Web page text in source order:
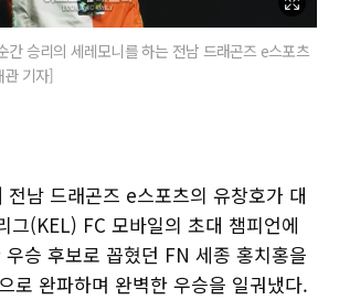
간 승리의 세레모니를 하는 전남 드래곤즈 e스포츠
관 기자]
남 드래곤즈 e스포츠의 유창호가 대
그(KEL) FC 모바일의 초대 챔피언에
승 후보로 꼽혔던 FN 세종 홍치홍을
로 완파하며 완벽한 우승을 일궈냈다.